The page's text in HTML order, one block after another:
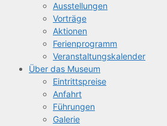
Aus­stel­lun­gen
Vor­trä­ge
Aktio­nen
Feri­en­pro­gramm
Ver­an­stal­tungs­ka­len­der
Über das Museum
Ein­tritts­prei­se
Anfahrt
Füh­run­gen
Gale­rie